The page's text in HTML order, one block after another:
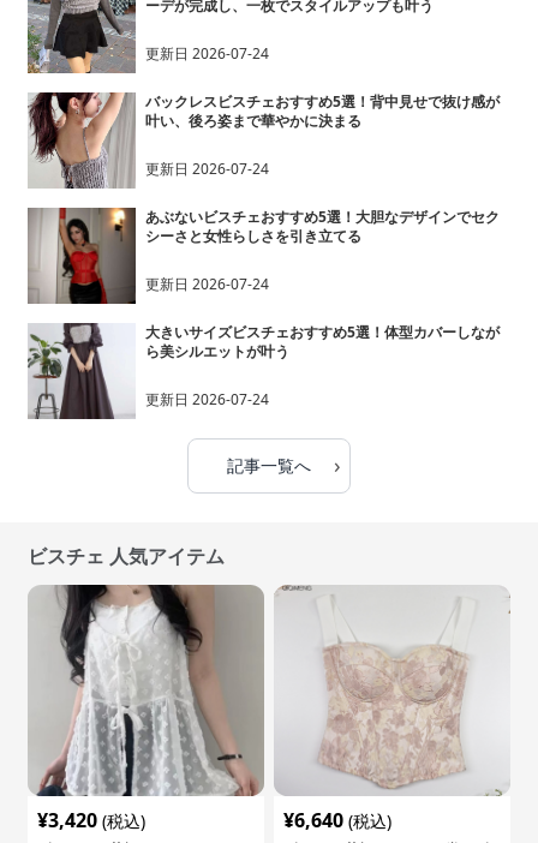
ーデが完成し、一枚でスタイルアップも叶う
更新日 2026-07-24
バックレスビスチェおすすめ5選！背中見せで抜け感が
叶い、後ろ姿まで華やかに決まる
更新日 2026-07-24
あぶないビスチェおすすめ5選！大胆なデザインでセク
シーさと女性らしさを引き立てる
更新日 2026-07-24
大きいサイズビスチェおすすめ5選！体型カバーしなが
ら美シルエットが叶う
更新日 2026-07-24
記事一覧へ ›
ビスチェ 人気アイテム
¥3,420 (税込) ¥6,640 (税込)